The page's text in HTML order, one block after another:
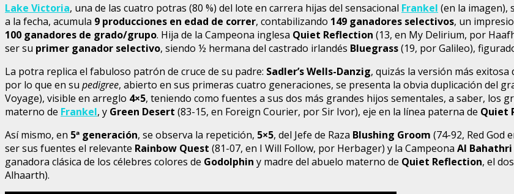
Lake Victoria, una de las cuatro potras (80 %) del lote en carrera hijas del sensacional Frankel (en la imagen),
a la fecha, acumula 9 producciones en edad de correr, contabilizando 149 ganadores selectivos, un
100 ganadores de grado/grupo. Hija de la Campeona inglesa Quiet Reflection (13, en My Delirium, por
ser su primer ganador selectivo, siendo ½ hermana del castrado irlandés Bluegrass(19, por Galileo),
La potra replica el fabuloso patrón de cruce de su padre: Sadler’s Wells-Danzig, quizás la versión más exitosa
por lo que en su pedigree, abierto en sus primeras cuatro generaciones, se presenta la obvia duplicación del
Voyage), visible en arreglo 4×5, teniendo como fuentes a sus dos más grandes hijos sementales, a saber, los
materno de Frankel, y Green Desert (83-15, en Foreign Courier, por Sir Ivor), eje en la línea paterna de Quiet
Así mismo, en 5ª generación, se observa la repetición, 5×5, del Jefe de Raza Blushing Groom (74-92, Red God
ser sus fuentes el relevante Rainbow Quest (81-07, en I Will Follow, por Herbager) y la Campeona Al Bahathri
ganadora clásica de los célebres colores de Godolphin y madre del abuelo materno de Quiet Reflection, el
Alhaarth).